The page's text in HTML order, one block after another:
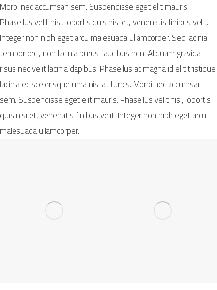
Morbi nec accumsan sem. Suspendisse eget elit mauris.
Phasellus velit nisi, lobortis quis nisi et, venenatis finibus velit.
Integer non nibh eget arcu malesuada ullamcorper. Sed lacinia
tempor orci, non lacinia purus faucibus non. Aliquam gravida
risus nec velit lacinia dapibus. Phasellus at magna id elit tristique
lacinia ec scelerisque urna nisl at turpis. Morbi nec accumsan
sem. Suspendisse eget elit mauris. Phasellus velit nisi, lobortis
quis nisi et, venenatis finibus velit. Integer non nibh eget arcu
malesuada ullamcorper.